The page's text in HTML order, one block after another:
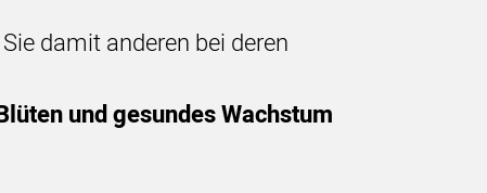
damit anderen bei deren
und gesundes Wachstum